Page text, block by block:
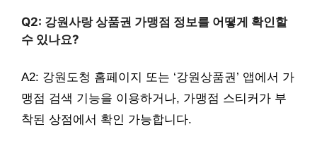
Q2: 강원사랑 상품권 가맹점 정보를 어떻게 확인할
수 있나요?
A2: 강원도청 홈페이지 또는 ‘강원상품권’ 앱에서 가
맹점 검색 기능을 이용하거나, 가맹점 스티커가 부
착된 상점에서 확인 가능합니다.